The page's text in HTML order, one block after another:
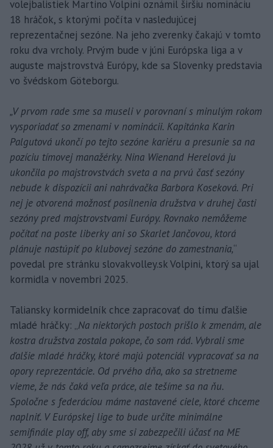
volejbalistiek Martino Volpini oznámil širšiu nomináciu
18 hráčok, s ktorými počíta v nasledujúcej
reprezentačnej sezóne. Na jeho zverenky čakajú v tomto
roku dva vrcholy. Prvým bude v júni Európska liga a v
auguste majstrovstvá Európy, kde sa Slovenky predstavia
vo švédskom Göteborgu.
„V prvom rade sme sa museli v porovnaní s minulým rokom
vysporiadať so zmenami v nominácii. Kapitánka Karin
Palgutová ukončí po tejto sezóne kariéru a presunie sa na
pozíciu tímovej manažérky. Nina Wienand Herelová ju
ukončila po majstrovstvách sveta a na prvú časť sezóny
nebude k dispozícii ani nahrávačka Barbora Koseková. Pri
nej je otvorená možnosť posilnenia družstva v druhej časti
sezóny pred majstrovstvami Európy. Rovnako nemôžeme
počítať na poste liberky ani so Skarlet Jančovou, ktorá
plánuje nastúpiť po klubovej sezóne do zamestnania,“
povedal pre stránku slovakvolley.sk Volpini, ktorý sa ujal
kormidla v novembri 2025.
Taliansky kormidelník chce zapracovať do tímu ďalšie
mladé hráčky: „Na niektorých postoch prišlo k zmenám, ale
kostra družstva zostala pokope, čo som rád. Vybrali sme
ďalšie mladé hráčky, ktoré majú potenciál vypracovať sa na
opory reprezentácie. Od prvého dňa, ako sa stretneme
vieme, že nás čaká veľa práce, ale tešíme sa na ňu.
Spoločne s federáciou máme nastavené ciele, ktoré chceme
naplniť. V Európskej lige to bude určite minimálne
semifinále play off, aby sme si zabezpečili účasť na ME